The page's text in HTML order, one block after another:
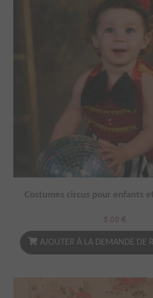
Costumes circus pour enfants
5.00 €
AJOUTER À LA DEMANDE DE